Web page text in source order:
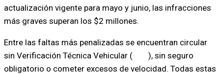
actualización vigente para mayo y junio, las infracciones
más graves superan los $2 millones.
Entre las faltas más penalizadas se encuentran circular
sin Verificación Técnica Vehicular (
), sin seguro
obligatorio o cometer excesos de velocidad. Todas estas